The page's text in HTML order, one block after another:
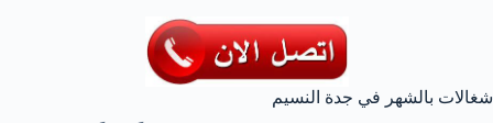
شغالات بالشهر في جدة النسيم